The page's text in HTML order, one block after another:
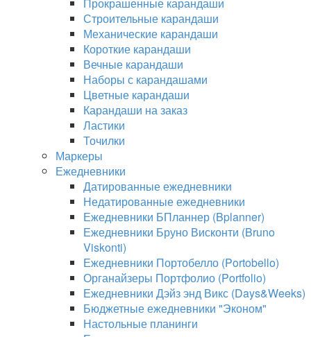
Строительные карандаши
Механические карандаши
Короткие карандаши
Вечные карандаши
Наборы с карандашами
Цветные карандаши
Карандаши на заказ
Ластики
Точилки
Маркеры
Ежедневники
Датированные ежедневники
Недатированные ежедневники
Ежедневники БПланнер (Bplanner)
Ежедневники Бруно Висконти (Bruno
Viskonti)
Ежедневники Портобелло (Portobello)
Органайзеры Портфолио (Portfolio)
Ежедневники Дэйз энд Викс (Days&Weeks)
Бюджетные ежедневники "Эконом"
Настольные планинги